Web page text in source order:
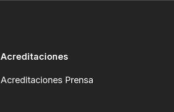
Acreditaciones
Acreditaciones Prensa